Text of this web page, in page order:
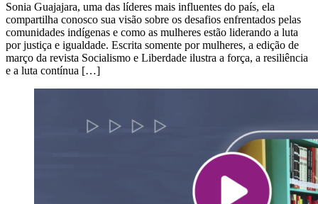
Sonia Guajajara, uma das líderes mais influentes do país, ela
compartilha conosco sua visão sobre os desafios enfrentados pelas
comunidades indígenas e como as mulheres estão liderando a luta
por justiça e igualdade. Escrita somente por mulheres, a edição de
março da revista Socialismo e Liberdade ilustra a força, a resiliência
e a luta contínua […]